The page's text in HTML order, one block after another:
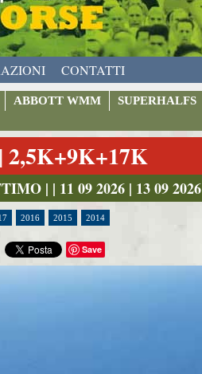
CONTATTI
ABBOTT WMM
SUPERHALFS
| | 11 09 2026 | 13 09 2026
2016 2015 2014
Save